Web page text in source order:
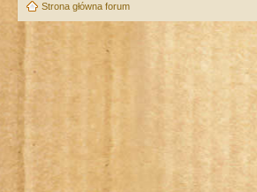
Strona główna forum